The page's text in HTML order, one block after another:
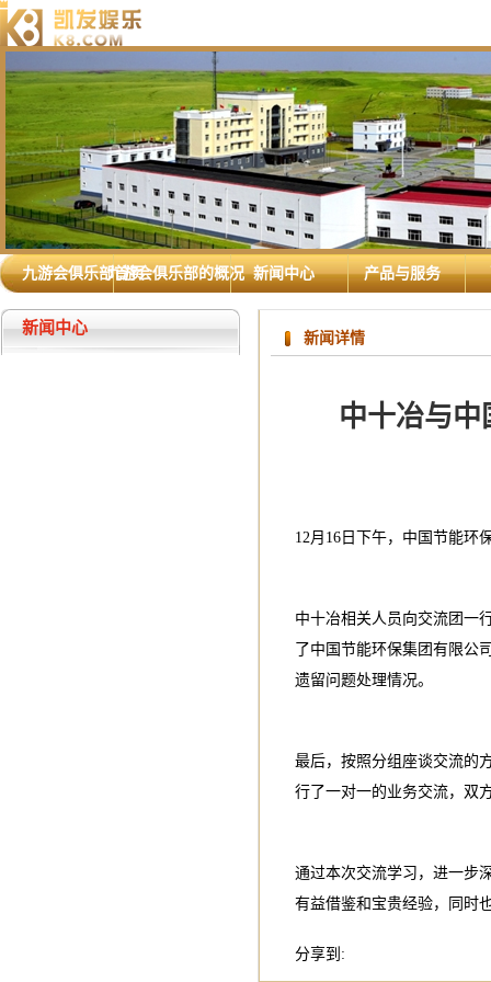
九游会俱乐部首页九游会俱乐部的概况 新闻中心 产品与服务
新闻中心
新闻详情
中十冶与
12月16日下午，中国节能环
中十冶相关人员向交流团一
了中国节能环保集团有限公
遗留问题处理情况。
最后，按照分组座谈交流的
行了一对一的业务交流，双
通过本次交流学习，进一步
有益借鉴和宝贵经验，同时
分享到: